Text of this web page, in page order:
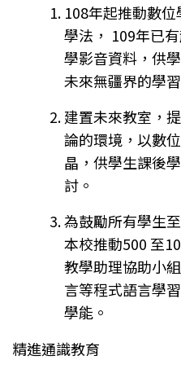
108年起推動數
學法， 109年已
學影音資料，供
未來無疆界的學習
建置未來教室，
論的環境，以數
晶，供學生課後
討。
為鼓勵所有學生
本校推動500 至
教學助理協助小
言等程式語言學
學能。
精進通識教育